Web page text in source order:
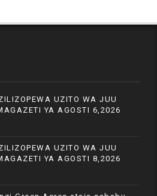
UZITO WA JUU
YA AGOSTI 6,2026
UZITO WA JUU
YA AGOSTI 8,2026